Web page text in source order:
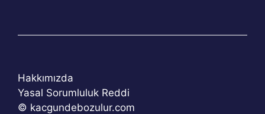
© kacgundebozulur.com
Hakkımızda
Yasal Sorumluluk Reddi